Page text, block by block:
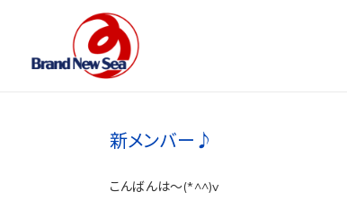
新メンバー♪
こんばんは～(*^^)v